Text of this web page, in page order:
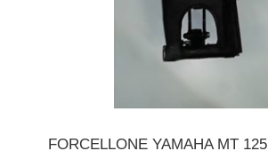
FORCELLONE YAMAHA MT 125